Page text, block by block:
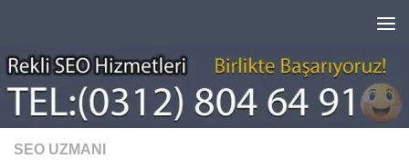
SEO UZMANI